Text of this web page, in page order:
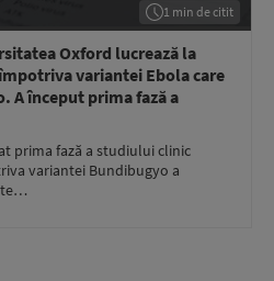
1 min de citit
Oxford lucrează la
variantei Ebola care
A început prima fază a
prima fază a studiului clinic
variantei Bundibugyo a